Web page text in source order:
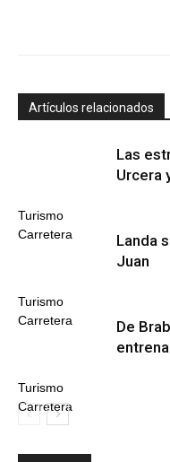
Artículos relacionados
Turismo
Carretera
Las
Urcera
Turismo
Carretera
Landa
Juan
Turismo
Carretera
De